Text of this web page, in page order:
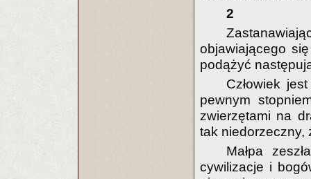
2
objawiającego
podążyć
Człowiek
pewnym
zwierzętami na
tak niedorzeczny,
Małpa
cywilizacje i